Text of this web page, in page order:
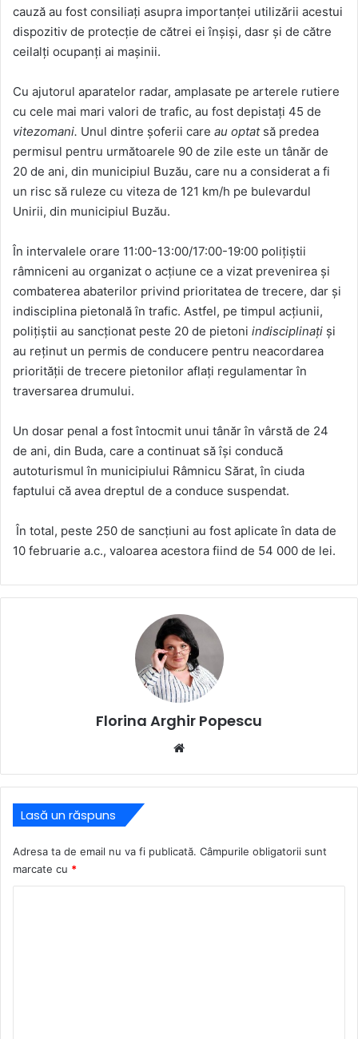
cauză au fost consiliați asupra importanței utilizării acestui
dispozitiv de protecție de cătrei ei înșiși, dasr și de către
ceilalți ocupanți ai mașinii.
Cu ajutorul aparatelor radar, amplasate pe arterele rutiere
cu cele mai mari valori de trafic, au fost depistați 45 de
vitezomani. Unul dintre șoferii care au optat să predea
permisul pentru următoarele 90 de zile este un tânăr de
20 de ani, din municipiul Buzău, care nu a considerat a fi
un risc să ruleze cu viteza de 121 km/h pe bulevardul
Unirii, din municipiul Buzău.
În intervalele orare 11:00-13:00/17:00-19:00 polițiștii
râmniceni au organizat o acțiune ce a vizat prevenirea și
combaterea abaterilor privind prioritatea de trecere, dar și
indisciplina pietonală în trafic. Astfel, pe timpul acțiunii,
polițiștii au sancționat peste 20 de pietoni indisciplinați și
au reținut un permis de conducere pentru neacordarea
priorității de trecere pietonilor aflaţi regulamentar în
traversarea drumului.
Un dosar penal a fost întocmit unui tânăr în vârstă de 24
de ani, din Buda, care a continuat să își conducă
autoturismul în municipiului Râmnicu Sărat, în ciuda
faptului că avea dreptul de a conduce suspendat.
În total, peste 250 de sancțiuni au fost aplicate în data de
10 februarie a.c., valoarea acestora fiind de 54 000 de lei.
Florina Arghir Popescu
Lasă un răspuns
Adresa ta de email nu va fi publicată. Câmpurile obligatorii sunt
marcate cu *